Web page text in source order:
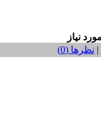
| نظر‌ها (0)